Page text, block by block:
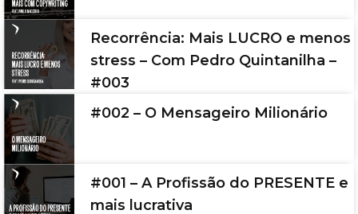
Recorrência: Mais LUCRO e menos
stress – Com Pedro Quintanilha –
#003
#002 – O Mensageiro Milionário
#001 – A Profissão do PRESENTE e
mais lucrativa